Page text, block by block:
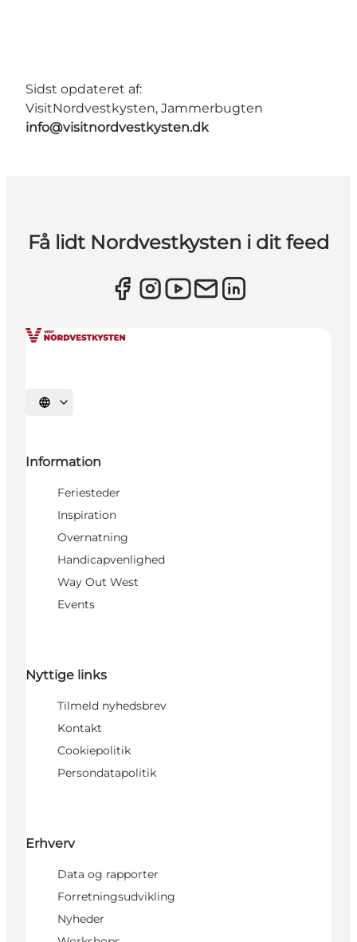
Sidst opdateret af:
VisitNordvestkysten, Jammerbugten
info@visitnordvestkysten.dk
Få lidt Nordvestkysten i dit feed
Vælg sprog
Information
Feriesteder
Inspiration
Overnatning
Handicapvenlighed
Way Out West
Events
Nyttige links
Tilmeld nyhedsbrev
Kontakt
Cookiepolitik
Persondatapolitik
Erhverv
Data og rapporter
Forretningsudvikling
Nyheder